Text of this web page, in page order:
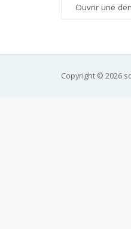
Ouvrir une
Copyright © 2026